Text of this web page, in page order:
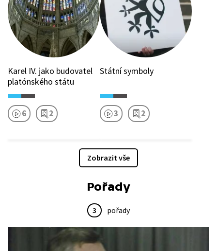
Karel IV. jako budovatel
platónského státu
6 2
Státní symboly
3 2
Zobrazit vše
Pořady
3 pořady